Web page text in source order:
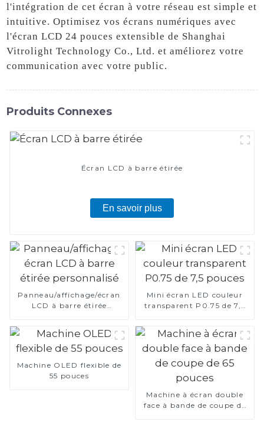
l'intégration de cet écran à votre réseau est simple et
intuitive. Optimisez vos écrans numériques avec
l'écran LCD 24 pouces extensible de Shanghai
Vitrolight Technology Co., Ltd. et améliorez votre
communication avec votre public.
Produits Connexes
Écran LCD à barre étirée
En savoir plus
Panneau/affichage/écran
LCD à barre étirée
Mini écran LED couleur
transparent P0.75 de 7,5
Machine OLED flexible de
55 pouces
Machine à écran double
face à bande de coupe de